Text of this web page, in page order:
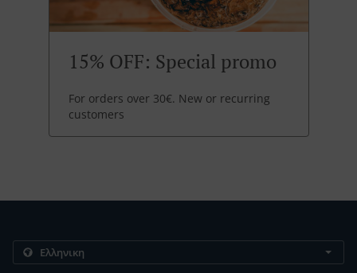
15% OFF: Special promo
For orders over 30€. New or recurring
customers